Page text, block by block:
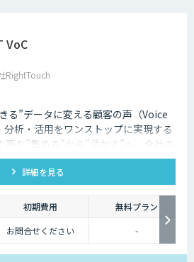
VoC
RightTouch
る”データに変える顧客の声（Voice
析・活用をワンストップに実現する
声を”集める”から”活かす”へ。全社の
になります。
詳細を見る
初期費用
無料プラン
お問合せください -